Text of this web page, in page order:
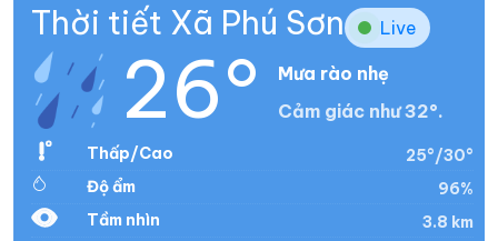
Thời tiết Xã Phú Sơn Live
26°
Mưa rào nhẹ
Cảm giác như 32°.
Thấp/Cao
25°/30°
Độ ẩm
96%
Tầm nhìn
3.8 km